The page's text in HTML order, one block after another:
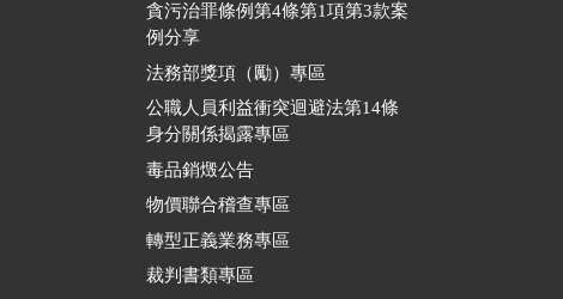
貪污治罪條例第4條第1項第3款案
例分享
法務部獎項（勵）專區
公職人員利益衝突迴避法第14條
身分關係揭露專區
毒品銷燬公告
物價聯合稽查專區
轉型正義業務專區
裁判書類專區